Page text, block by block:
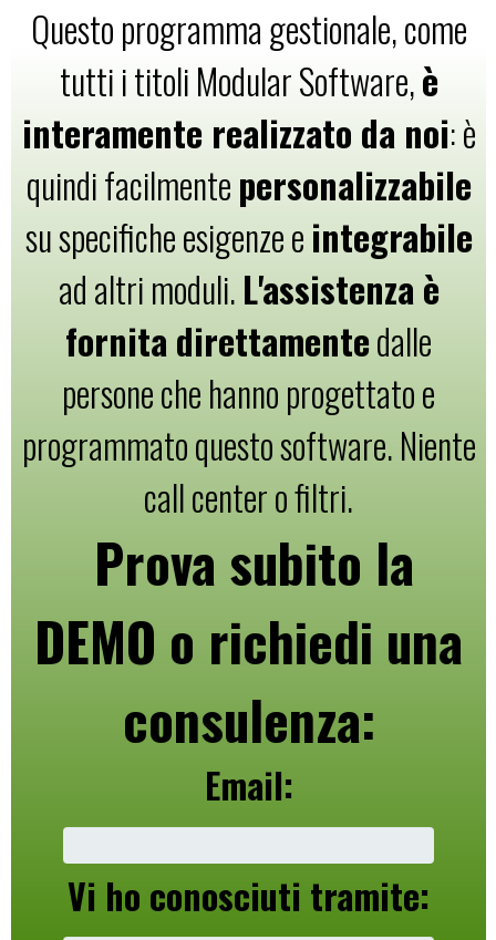
Questo programma gestionale, come
tutti i titoli Modular Software,è
interamente realizzato da noi: è
quindi facilmentepersonalizzabile
su specifiche esigenze eintegrabile
ad altri moduli.L'assistenza è
fornita direttamentedalle
persone che hanno progettato e
programmato questo software. Niente
call center o filtri.
Prova subito la
DEMO o richiedi una
consulenza:
Email:
Vi ho conosciuti tramite: